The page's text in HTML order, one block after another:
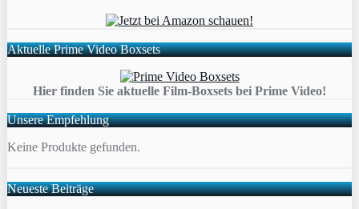
Aktuelle Prime Video Boxsets
Hier finden Sie aktuelle Film-Boxsets bei Prime Video!
Unsere Empfehlung
Keine Produkte gefunden.
Neueste Beiträge